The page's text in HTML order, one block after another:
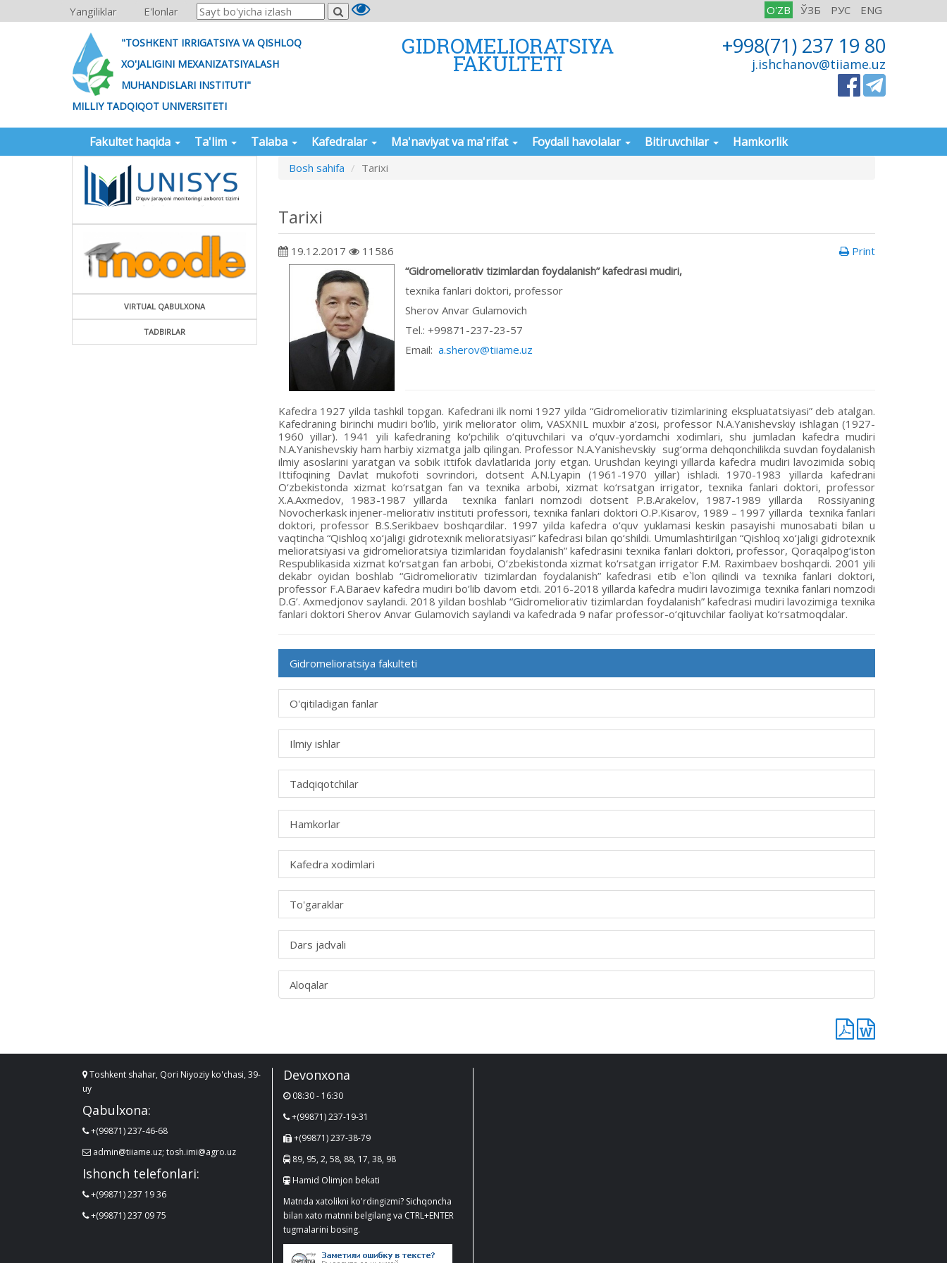
Yangiliklar E'lonlar O'ZB ЎЗБ РУС ENG
"TOSHKENT IRRIGATSIYA VA QISHLOQ
XO'JALIGINI MEXANIZATSIYALASH
MUHANDISLARI INSTITUTI"
MILLIY TADQIQOT UNIVERSITETI
GIDROMELIORATSIYA
FAKULTETI
+998(71) 237 19 80
j.ishchanov@tiiame.uz
Fakultet haqida Ta'lim Talaba Kafedralar Ma'naviyat va ma'rifat Foydali havolalar Bitiruvchilar Hamkorlik
VIRTUAL QABULXONA
TADBIRLAR
Bosh sahifa Tarixi
Tarixi
19.12.2017 11586
Print
“Gidromeliorativ tizimlardan foydalanish” kafedrasi mudiri,
texnika fanlari doktori, professor
Sherov Anvar Gulamovich
Tel.: +99871-237-23-57
Email: a.sherov@tiiame.uz
Kafedra 1927 yilda tashkil topgan. Kafedrani ilk nomi 1927 yilda “Gidromeliorativ tizimlarining ekspluatatsiyasi” deb atalgan.
Kafedraning birinchi mudiri bo‘lib, yirik meliorator olim, VASXNIL muxbir a’zosi, professor N.A.Yanishevskiy ishlagan (1927-
1960 yillar). 1941 yili kafedraning ko‘pchilik o‘qituvchilari va o‘quv-yordamchi xodimlari, shu jumladan kafedra mudiri
N.A.Yanishevskiy ham harbiy xizmatga jalb qilingan. Professor N.A.Yanishevskiy sug‘orma dehqonchilikda suvdan foydalanish
ilmiy asoslarini yaratgan va sobik ittifok davlatlarida joriy etgan. Urushdan keyingi yillarda kafedra mudiri lavozimida sobiq
Ittifoqining Davlat mukofoti sovrindori, dotsent A.N.Lyapin (1961-1970 yillar) ishladi. 1970-1983 yillarda kafedrani
O‘zbekistonda xizmat ko‘rsatgan fan va texnika arbobi, xizmat ko‘rsatgan irrigator, texnika fanlari doktori, professor
X.A.Axmedov, 1983-1987 yillarda texnika fanlari nomzodi dotsent P.B.Arakelov, 1987-1989 yillarda Rossiyaning
Novocherkask injener-meliorativ instituti professori, texnika fanlari doktori O.P.Kisarov, 1989 – 1997 yillarda texnika fanlari
doktori, professor B.S.Serikbaev boshqardilar. 1997 yilda kafedra o‘quv yuklamasi keskin pasayishi munosabati bilan u
vaqtincha “Qishloq xo‘jaligi gidrotexnik melioratsiyasi” kafedrasi bilan qo‘shildi. Umumlashtirilgan “Qishloq xo‘jaligi gidrotexnik
melioratsiyasi va gidromelioratsiya tizimlaridan foydalanish” kafedrasini texnika fanlari doktori, professor, Qoraqalpog‘iston
Respublikasida xizmat ko‘rsatgan fan arbobi, O‘zbekistonda xizmat ko‘rsatgan irrigator F.M. Raximbaev boshqardi. 2001 yili
dekabr oyidan boshlab “Gidromeliorativ tizimlardan foydalanish” kafedrasi etib e`lon qilindi va texnika fanlari doktori,
professor F.A.Baraev kafedra mudiri bo’lib davom etdi. 2016-2018 yillarda kafedra mudiri lavozimiga texnika fanlari nomzodi
D.G’. Axmedjonov saylandi. 2018 yildan boshlab “Gidromeliorativ tizimlardan foydalanish” kafedrasi mudiri lavozimiga texnika
fanlari doktori Sherov Anvar Gulamovich saylandi va kafedrada 9 nafar professor-o‘qituvchilar faoliyat ko‘rsatmoqdalar.
Gidromelioratsiya fakulteti
O'qitiladigan fanlar
Ilmiy ishlar
Tadqiqotchilar
Hamkorlar
Kafedra xodimlari
To'garaklar
Dars jadvali
Aloqalar
Toshkent shahar, Qori Niyoziy ko'chasi, 39-
uy
Qabulxona:
+(99871) 237-46-68
admin@tiiame.uz; tosh.imi@agro.uz
Ishonch telefonlari:
+(99871) 237 19 36
+(99871) 237 09 75
Devonxona
08:30 - 16:30
+(99871) 237-19-31
+(99871) 237-38-79
89, 95, 2, 58, 88, 17, 38, 98
Hamid Olimjon bekati
Matnda xatolikni ko'rdingizmi? Sichqoncha
bilan xato matnni belgilang va CTRL+ENTER
tugmalarini bosing.